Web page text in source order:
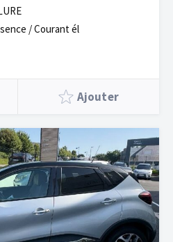
/ Courant él
Ajouter